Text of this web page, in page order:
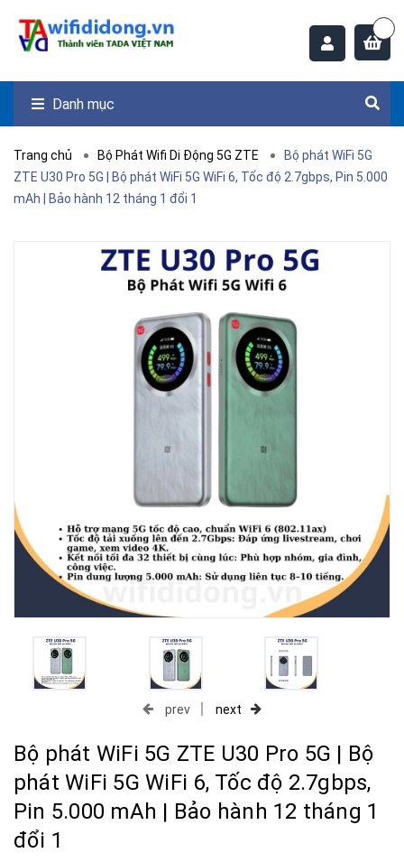
Danh mục
Trang chủ Bộ Phát Wifi Di Động 5G ZTE
Bộ phát WiFi 5G
ZTE U30 Pro 5G | Bộ phát WiFi 5G WiFi 6, Tốc độ 2.7gbps, Pin 5.000
mAh | Bảo hành 12 tháng 1 đổi 1
prev next
Bộ phát WiFi 5G ZTE U30 Pro 5G | Bộ
phát WiFi 5G WiFi 6, Tốc độ 2.7gbps,
Pin 5.000 mAh | Bảo hành 12 tháng 1
đổi 1